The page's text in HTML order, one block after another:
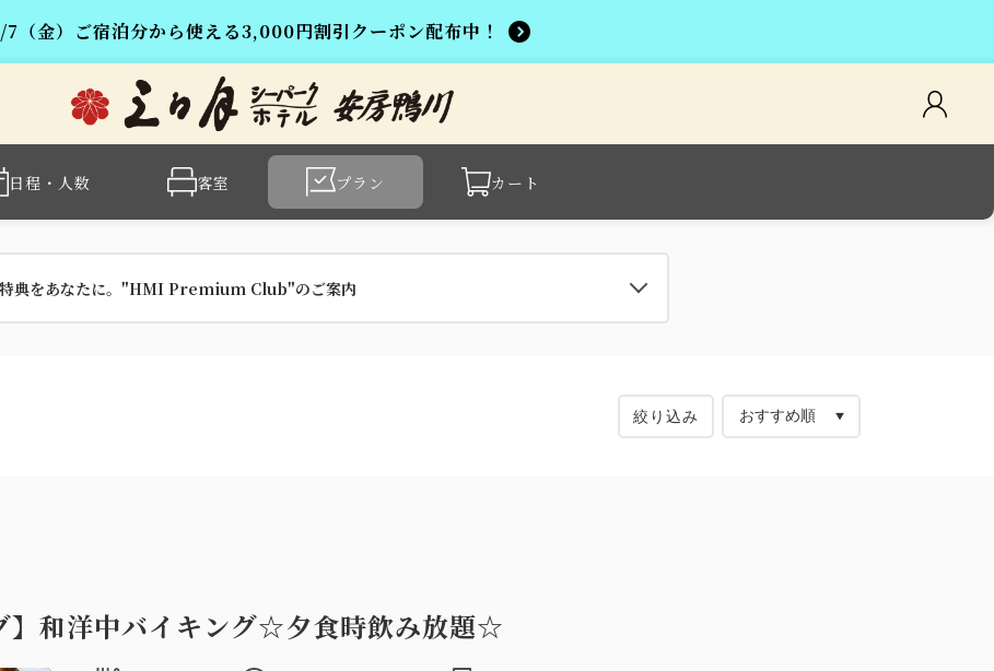
7（金）ご宿泊分から使える3,000円割引クーポン配布中！
日程・人数 客室 プラン カート
特典をあなたに。"HMI Premium Club"のご案内
絞り込み
】和洋中バイキング☆夕食時飲み放題☆